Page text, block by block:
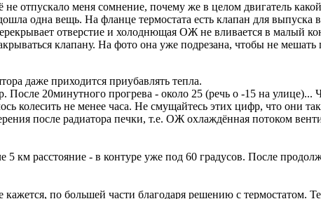
отпускало меня сомнение, почему же в целом двигатель
одна вещь. На фланце термостата есть клапан для выпуска
отверстие и холоднющая ОЖ не вливается в малый
клапану. На фото она уже подрезана, чтобы не мешать
даже приходится приубавлять тепла.
20минутного прогрева - около 25 (речь о -15 на улице)...
колесить не менее часа. Не смущайтесь этих цифр, что они
после радиатора печки, т.е. ОЖ охлаждённая потоком
5 км расстояние - в контуре уже под 60 градусов. После
по большей части благодаря решению с термостатом.